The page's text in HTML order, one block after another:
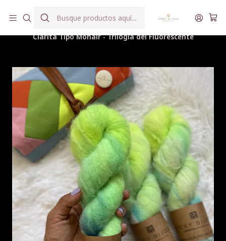
Clarita Tipo Mohair - Trilogía del Fluorescente